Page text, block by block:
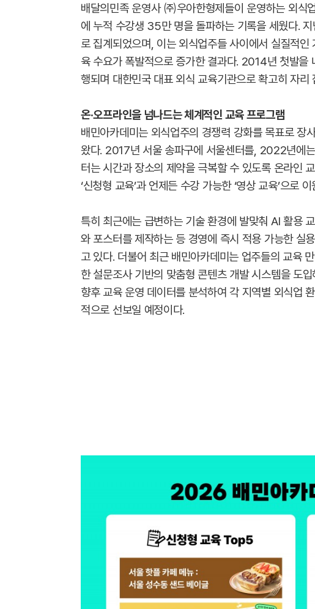
배달의민족 운영사 ㈜우아한형제들이 운영하는 외식
에 누적 수강생 35만 명을 돌파하는 기록을 세웠다.
로 집계되었으며, 이는 외식업주들 사이에서 실질적
육 수요가 폭발적으로 증가한 결과다. 2014년 첫발
행되며 대한민국 대표 외식 교육기관으로 확고히 자리
온·오프라인을 넘나드는 체계적인 교육 프로그램
배민아카데미는 외식업주의 경쟁력 강화를 목표로 장
왔다. 2017년 서울 송파구에 서울센터를, 2022년에
터는 시간과 장소의 제약을 극복할 수 있도록 온라인
‘신청형 교육’과 언제든 수강 가능한 ‘영상 교육’으로
특히 최근에는 급변하는 기술 환경에 발맞춰 AI 활용
와 포스터를 제작하는 등 경영에 즉시 적용 가능한 실
고 있다. 더불어 최근 배민아카데미는 업주들의 교육
한 설문조사 기반의 맞춤형 콘텐츠 개발 시스템을 도
향후 교육 운영 데이터를 분석하여 각 지역별 외식업
적으로 선보일 예정이다.